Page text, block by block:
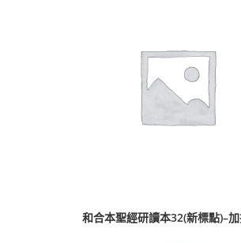
和合本聖經研讀本32(新標點)–